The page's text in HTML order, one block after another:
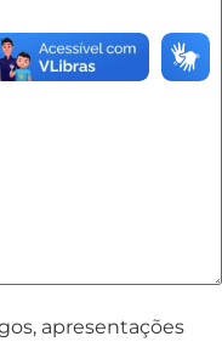
apresentações